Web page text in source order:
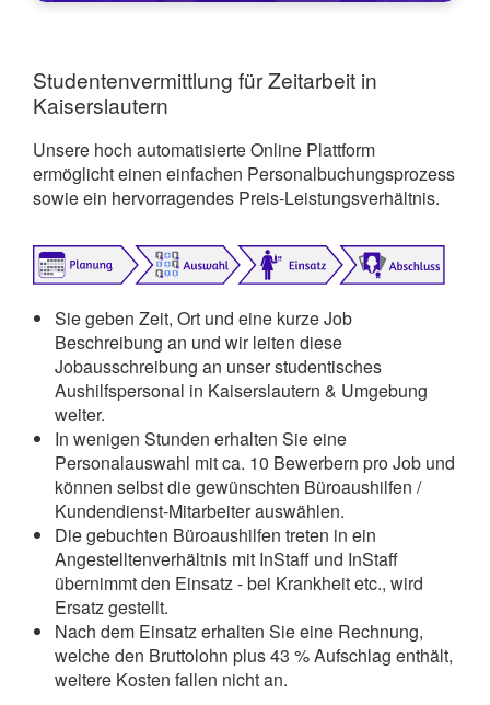
Studentenvermittlung für Zeitarbeit in
Kaiserslautern
Unsere hoch automatisierte Online Plattform
ermöglicht einen einfachen Personalbuchungsprozess
sowie ein hervorragendes Preis-Leistungsverhältnis.
Sie geben Zeit, Ort und eine kurze Job
Beschreibung an und wir leiten diese
Jobausschreibung an unser studentisches
Aushilfspersonal in Kaiserslautern & Umgebung
weiter.
In wenigen Stunden erhalten Sie eine
Personalauswahl mit ca. 10 Bewerbern pro Job und
können selbst die gewünschten Büroaushilfen /
Kundendienst-Mitarbeiter auswählen.
Die gebuchten Büroaushilfen treten in ein
Angestelltenverhältnis mit InStaff und InStaff
übernimmt den Einsatz - bei Krankheit etc., wird
Ersatz gestellt.
Nach dem Einsatz erhalten Sie eine Rechnung,
welche den Bruttolohn plus 43 % Aufschlag enthält,
weitere Kosten fallen nicht an.